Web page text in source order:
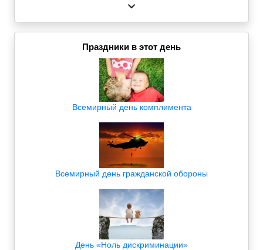
Праздники в этот день
Всемирный день комплимента
Всемирный день гражданской обороны
День «Ноль дискриминации»